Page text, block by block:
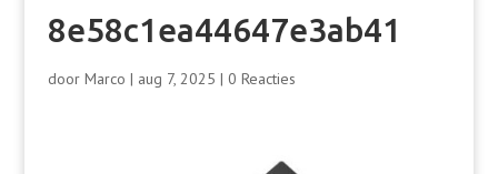
8e58c1ea44647e3ab41
door Marco | aug 7, 2025 | 0 Reacties